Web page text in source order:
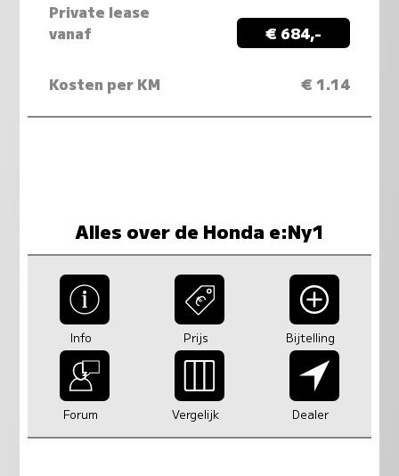
Private lease
vanaf
€ 684,-
Kosten per KM € 1.14
Alles over de Honda e:Ny1
Info Prijs Bijtelling
Forum Vergelijk Dealer